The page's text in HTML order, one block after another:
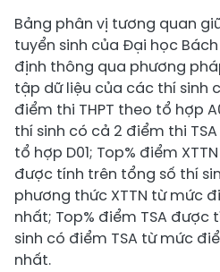
Bảng phân vị tương quan
tuyển sinh của Đại học
định thông qua phương
tập dữ liệu của các thí sinh
điểm thi THPT theo tổ hợp
thí sinh có cả 2 điểm thi
tổ hợp D01; Top% điểm
được tính trên tổng số thí
phương thức XTTN từ mức
nhất; Top% điểm TSA được
sinh có điểm TSA từ mức
nhất.